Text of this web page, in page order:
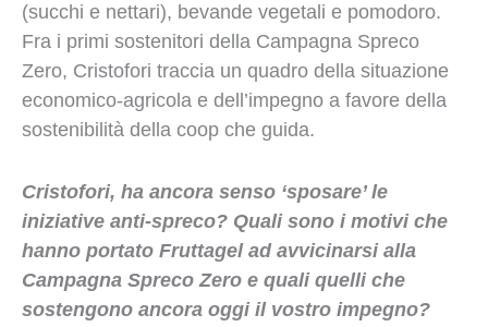
(succhi e nettari), bevande vegetali e pomodoro.
Fra i primi sostenitori della Campagna Spreco
Zero, Cristofori traccia un quadro della situazione
economico-agricola e dell’impegno a favore della
sostenibilità della coop che guida.
Cristofori, ha ancora senso ‘sposare’ le
iniziative anti-spreco? Quali sono i motivi che
hanno portato Fruttagel ad avvicinarsi alla
Campagna Spreco Zero e quali quelli che
sostengono ancora oggi il vostro impegno?